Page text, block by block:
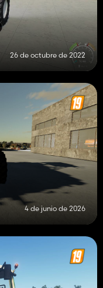
26 de octubre de 2022
4 de junio de 2026